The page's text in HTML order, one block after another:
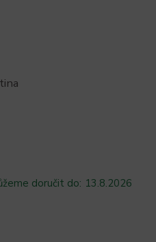
doručit do: 13.8.2026